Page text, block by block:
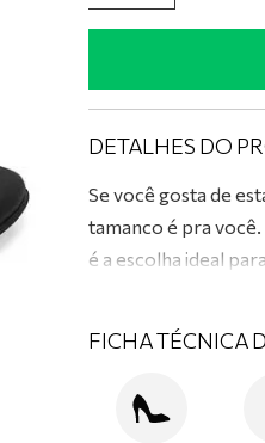
DETALHES DO
Se você gosta de
tamanco é pra
é a escolha ideal
FICHA TÉCNICA